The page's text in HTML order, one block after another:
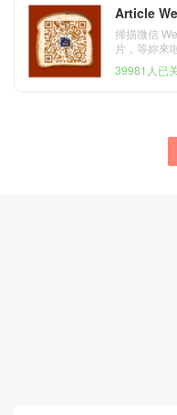
Article
掃描微信
片，等妳來
39981人已